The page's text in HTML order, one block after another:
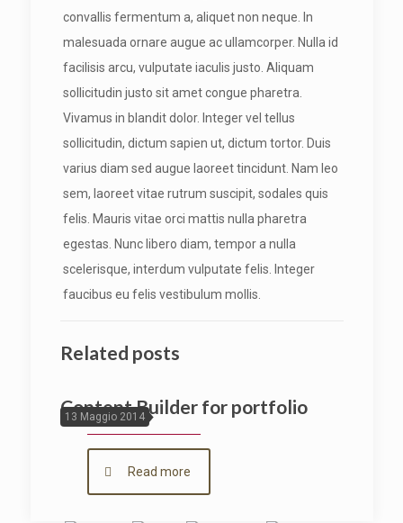
convallis fermentum a, aliquet non neque. In
malesuada ornare augue ac ullamcorper. Nulla id
facilisis arcu, vulputate iaculis justo. Aliquam
sollicitudin justo sit amet congue pharetra.
Vivamus in blandit dolor. Integer vel tellus
sollicitudin, dictum sapien ut, dictum tortor. Duis
varius diam sed augue laoreet tincidunt. Nam leo
sem, laoreet vitae rutrum suscipit, sodales quis
felis. Mauris vitae orci mattis nulla pharetra
egestas. Nunc libero diam, tempor a nulla
scelerisque, interdum vulputate felis. Integer
faucibus eu felis vestibulum mollis.
Related posts
13 Maggio 2014
Content Builder for portfolio
Read more